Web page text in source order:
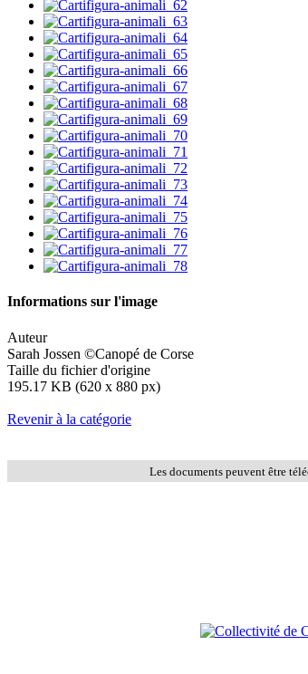
Informations sur l'image
Auteur
Sarah Jossen ©Canopé de Corse
Taille du fichier d'origine
195.17 KB (620 x 880 px)
Revenir à la catégorie
Les documents peuvent être